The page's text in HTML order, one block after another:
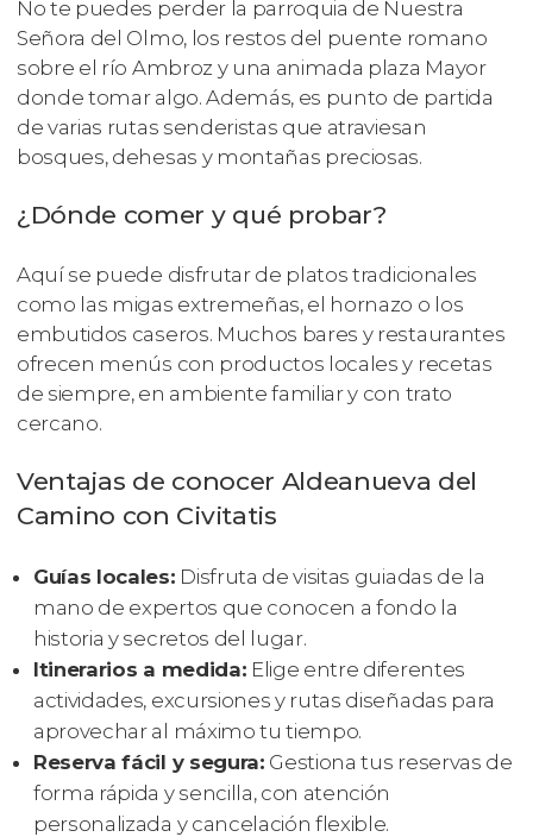
No te puedes perder la parroquia de Nuestra
Señora del Olmo, los restos del puente romano
sobre el río Ambroz y una animada plaza Mayor
donde tomar algo. Además, es punto de partida
de varias rutas senderistas que atraviesan
bosques, dehesas y montañas preciosas.
¿Dónde comer y qué probar?
Aquí se puede disfrutar de platos tradicionales
como las migas extremeñas, el hornazo o los
embutidos caseros. Muchos bares y restaurantes
ofrecen menús con productos locales y recetas
de siempre, en ambiente familiar y con trato
cercano.
Ventajas de conocer Aldeanueva del
Camino con Civitatis
Guías locales: Disfruta de visitas guiadas de la
mano de expertos que conocen a fondo la
historia y secretos del lugar.
Itinerarios a medida: Elige entre diferentes
actividades, excursiones y rutas diseñadas para
aprovechar al máximo tu tiempo.
Reserva fácil y segura: Gestiona tus reservas de
forma rápida y sencilla, con atención
personalizada y cancelación flexible.